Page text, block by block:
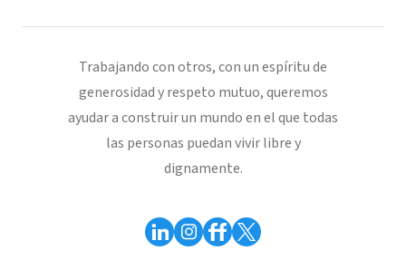
Trabajando con otros, con un espíritu de
generosidad y respeto mutuo, queremos
ayudar a construir un mundo en el que todas
las personas puedan vivir libre y
dignamente.